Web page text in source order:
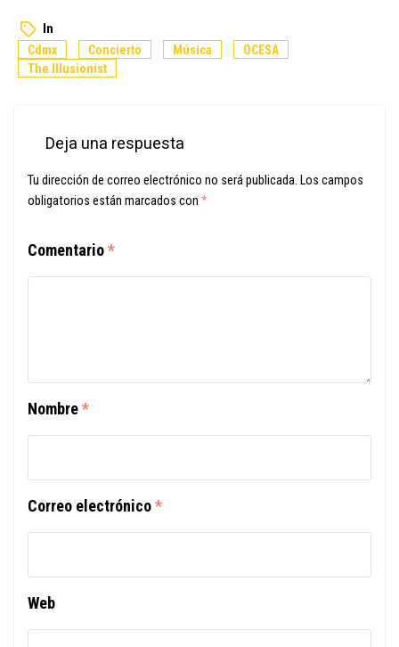
In
Cdmx Concierto Música
OCESA
The Illusionist
Deja una respuesta
Tu dirección de correo electrónico no será publicada. Los campos
obligatorios están marcados con *
Comentario*
Nombre*
Correo electrónico*
Web